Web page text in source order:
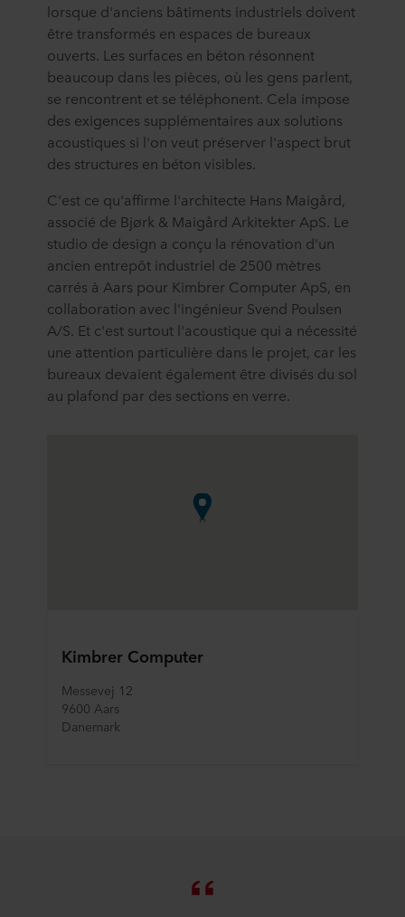
lorsque d'anciens bâtiments industriels doivent
être transformés en espaces de bureaux
ouverts. Les surfaces en béton résonnent
beaucoup dans les pièces, où les gens parlent,
se rencontrent et se téléphonent. Cela impose
des exigences supplémentaires aux solutions
acoustiques si l'on veut préserver l'aspect brut
des structures en béton visibles.
C'est ce qu'affirme l'architecte Hans Maigård,
associé de Bjørk & Maigård Arkitekter ApS. Le
studio de design a conçu la rénovation d'un
ancien entrepôt industriel de 2500 mètres
carrés à Aars pour Kimbrer Computer ApS, en
collaboration avec l'ingénieur Svend Poulsen
A/S. Et c'est surtout l'acoustique qui a nécessité
une attention particulière dans le projet, car les
bureaux devaient également être divisés du sol
au plafond par des sections en verre.
Kimbrer Computer
Messevej 12
9600 Aars
Danemark